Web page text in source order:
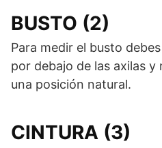
BUSTO (2)
Para medir el busto
por debajo de las axilas y
una posición natural.
CINTURA (3)